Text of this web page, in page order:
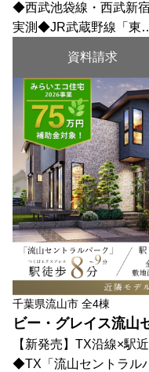
◆西武池袋線・西武新
実測◆JR武蔵野線「東
資料請求
千葉県流山市 全4棟
ビー・グレイス流山
【新発売】TX沿線×駅
◆TX「流山セントラル